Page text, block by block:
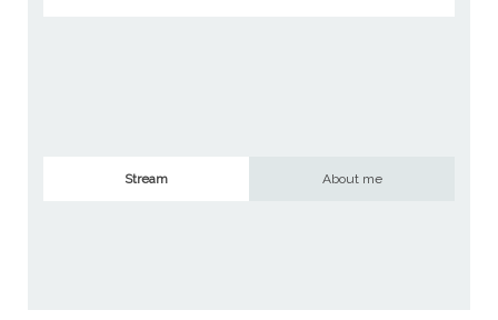
Stream About me